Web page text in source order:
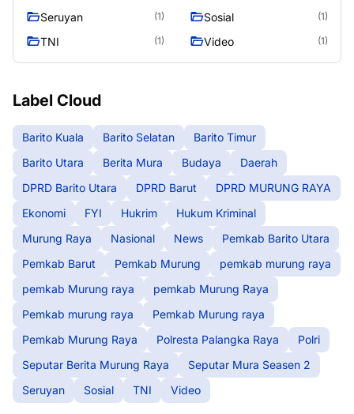
Seruyan (1) Sosial (1)
TNI (1) Video (1)
Label Cloud
Barito Kuala Barito Selatan
Barito Timur
Barito Utara
Berita Mura Budaya
Daerah
DPRD Barito Utara
DPRD Barut
DPRD MURUNG RAYA
Ekonomi
FYI Hukrim
Hukum Kriminal
Murung Raya
Nasional News
Pemkab Barito Utara
Pemkab Barut
Pemkab Murung
pemkab murung raya
pemkab Murung raya
pemkab Murung Raya
Pemkab murung raya
Pemkab Murung raya
Pemkab Murung Raya
Polresta Palangka Raya
Polri
Seputar Berita Murung Raya
Seputar Mura Seasen 2
Seruyan
Sosial TNI Video